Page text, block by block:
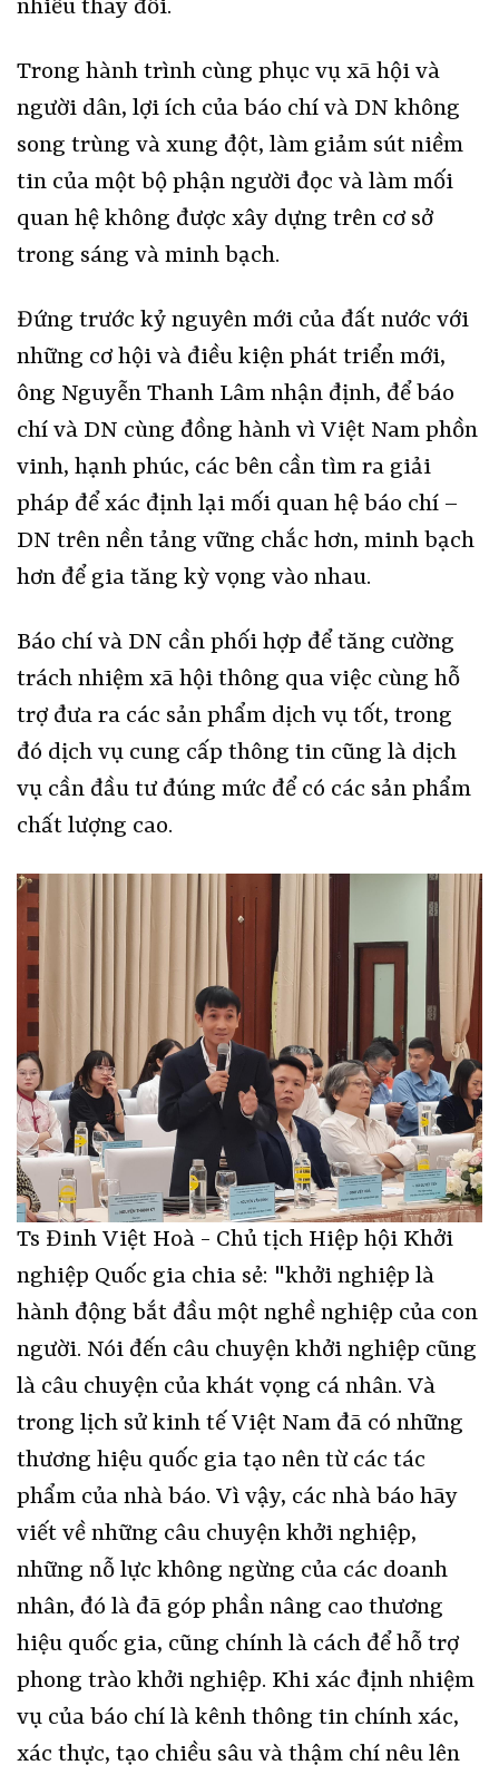
nhiều thay đổi.
Trong hành trình cùng phục vụ xã hội và
người dân, lợi ích của báo chí và DN không
song trùng và xung đột, làm giảm sút niềm
tin của một bộ phận người đọc và làm mối
quan hệ không được xây dựng trên cơ sở
trong sáng và minh bạch.
Đứng trước kỷ nguyên mới của đất nước với
những cơ hội và điều kiện phát triển mới,
ông Nguyễn Thanh Lâm nhận định, để báo
chí và DN cùng đồng hành vì Việt Nam phồn
vinh, hạnh phúc, các bên cần tìm ra giải
pháp để xác định lại mối quan hệ báo chí –
DN trên nền tảng vững chắc hơn, minh bạch
hơn để gia tăng kỳ vọng vào nhau.
Báo chí và DN cần phối hợp để tăng cường
trách nhiệm xã hội thông qua việc cùng hỗ
trợ đưa ra các sản phẩm dịch vụ tốt, trong
đó dịch vụ cung cấp thông tin cũng là dịch
vụ cần đầu tư đúng mức để có các sản phẩm
chất lượng cao.
Ts Đinh Việt Hoà - Chủ tịch Hiệp hội Khởi
nghiệp Quốc gia chia sẻ: "khởi nghiệp là
hành động bắt đầu một nghề nghiệp của con
người. Nói đến câu chuyện khởi nghiệp cũng
là câu chuyện của khát vọng cá nhân. Và
trong lịch sử kinh tế Việt Nam đã có những
thương hiệu quốc gia tạo nên từ các tác
phẩm của nhà báo. Vì vậy, các nhà báo hãy
viết về những câu chuyện khởi nghiệp,
những nỗ lực không ngừng của các doanh
nhân, đó là đã góp phần nâng cao thương
hiệu quốc gia, cũng chính là cách để hỗ trợ
phong trào khởi nghiệp. Khi xác định nhiệm
vụ của báo chí là kênh thông tin chính xác,
xác thực, tạo chiều sâu và thậm chí nêu lên